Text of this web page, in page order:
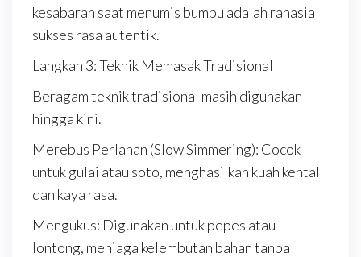
kesabaran saat menumis bumbu adalah rahasia
sukses rasa autentik.
Langkah 3: Teknik Memasak Tradisional
Beragam teknik tradisional masih digunakan
hingga kini.
Merebus Perlahan (Slow Simmering): Cocok
untuk gulai atau soto, menghasilkan kuah kental
dan kaya rasa.
Mengukus: Digunakan untuk pepes atau
lontong, menjaga kelembutan bahan tanpa